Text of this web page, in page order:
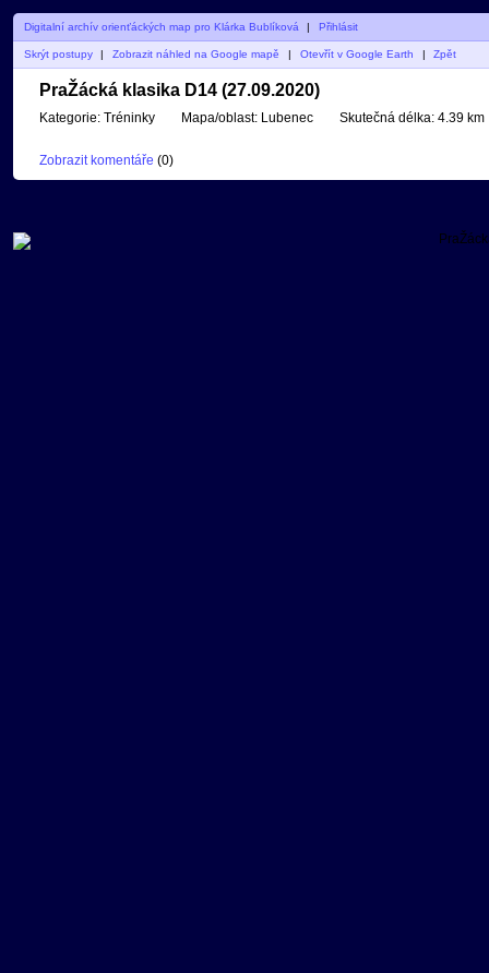
Digitalní archív orienťáckých map pro Klárka Bublíková | Přihlásit
Skrýt postupy Zobrazit náhled na Google mapě Otevřít v Google Earth Zpět
PraŽácká klasika D14 (27.09.2020)
Kategorie: Tréninky Mapa/oblast: Lubenec Skutečná délka: 4.39 km
Zobrazit komentáře (0)